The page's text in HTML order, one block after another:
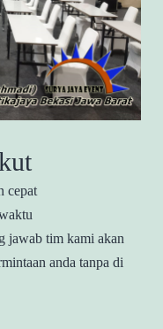
cepat
jawab tim kami akan
anda tanpa di